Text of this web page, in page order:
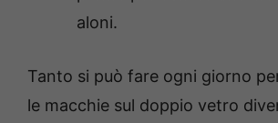
aloni.
Tanto si può fare ogni giorno
le macchie sul doppio vetro